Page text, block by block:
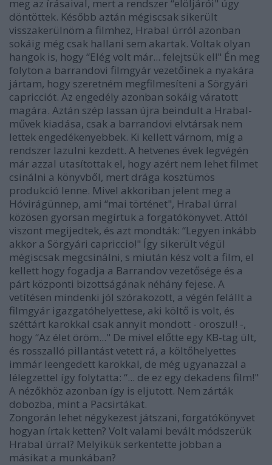
meg az írásaival, mert a rendszer “elöljárói" úgy
döntöttek. Később aztán mégiscsak sikerült
visszakerülnöm a filmhez, Hrabal úrról azonban
sokáig még csak hallani sem akartak. Voltak olyan
hangok is, hogy “Elég volt már... felejtsük el!" Én meg
folyton a barrandovi filmgyár vezetőinek a nyakára
jártam, hogy szeretném megfilmesíteni a Sörgyári
capricciót. Az engedély azonban sokáig váratott
magára. Aztán szép lassan újra beindult a Hrabal-
művek kiadása, csak a barrandovi elvtársak nem
lettek engedékenyebbek. Ki kellett várnom, míg a
rendszer lazulni kezdett. A hetvenes évek legvégén
már azzal utasítottak el, hogy azért nem lehet filmet
csinálni a könyvből, mert drága kosztümös
produkció lenne. Mivel akkoriban jelent meg a
Hóvirágünnep, ami “mai történet", Hrabal úrral
közösen gyorsan megírtuk a forgatókönyvet. Attól
viszont megijedtek, és azt mondták: “Legyen inkább
akkor a Sörgyári capriccio!" Így sikerült végül
mégiscsak megcsinálni, s miután kész volt a film, el
kellett hogy fogadja a Barrandov vezetősége és a
párt központi bizottságának néhány fejese. A
vetítésen mindenki jól szórakozott, a végén felállt a
filmgyár igazgatóhelyettese, aki költő is volt, és
széttárt karokkal csak annyit mondott - oroszul! -,
hogy “Az élet öröm..." De mivel előtte egy KB-tag ült,
és rosszalló pillantást vetett rá, a költőhelyettes
immár leengedett karokkal, de még ugyanazzal a
lélegzettel így folytatta: “... de ez egy dekadens film!"
A nézőkhöz azonban így is eljutott. Nem zárták
dobozba, mint a Pacsirtákat.
Zongorán lehet négykezest játszani, forgatókönyvet
hogyan írtak ketten? Volt valami bevált módszerük
Hrabal úrral? Melyikük serkentette jobban a
másikat a munkában?